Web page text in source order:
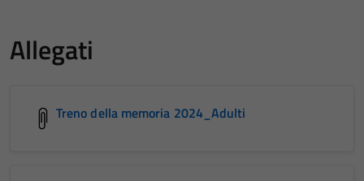
Allegati
Treno della memoria 2024_Adulti